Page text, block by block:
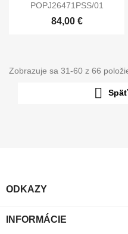
POPJ26471PSS/01
84,00 €
Zobrazuje sa 31-60 z 66
 Späť
ODKAZY
INFORMÁCIE